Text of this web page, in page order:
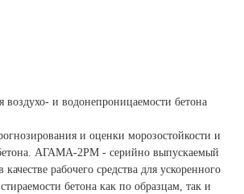
воздухо- и водонепроницаемости бетона
и оценки морозостойкости и
АГАМА-2РМ - серийно выпускаемый
рабочего средства для ускоренного
бетона как по образцам, так и